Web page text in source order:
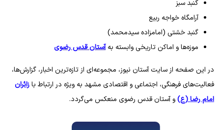
گنبد سبز
آرامگاه خواجه ربیع
گنبد خشتی (امامزاده سیدمحمد)
موزه‌ها و اماکن تاریخی وابسته بهآستان قدس رضوی
در این صفحه از سایت آستان نیوز، مجموعه‌ای از تازه‌ترین اخبار، گزارش‌ها،
فعالیت‌های فرهنگی، اجتماعی و اقتصادی مشهد به ویژه در ارتباط بازائران
امام رضا (ع)و آستان قدس رضوی منعکس می‌گردد.